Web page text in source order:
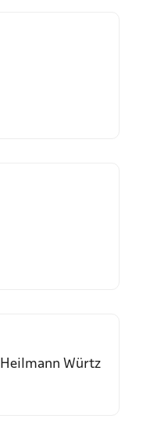
Heilmann Würtz